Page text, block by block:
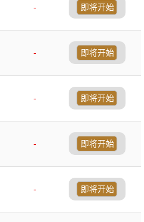
-
即将开始
-
即将开始
-
即将开始
-
即将开始
-
即将开始